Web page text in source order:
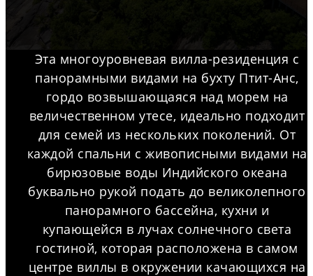
Эта многоуровневая вилла-резиденция с
панорамными видами на бухту Птит-Анс,
гордо возвышающаяся над морем на
величественном утесе, идеально подходит
для семей из нескольких поколений. От
каждой спальни с живописными видами на
бирюзовые воды Индийского океана
буквально рукой подать до великолепного
панорамного бассейна, кухни и
купающейся в лучах солнечного света
гостиной, которая расположена в самом
центре виллы в окружении качающихся на